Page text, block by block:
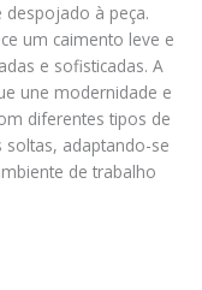
à peça.
um caimento leve e
e sofisticadas. A
une modernidade e
diferentes tipos de
soltas, adaptando-se
de trabalho